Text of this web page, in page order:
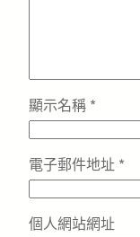
顯示名稱 *
電子郵件地址 *
個人網站網址